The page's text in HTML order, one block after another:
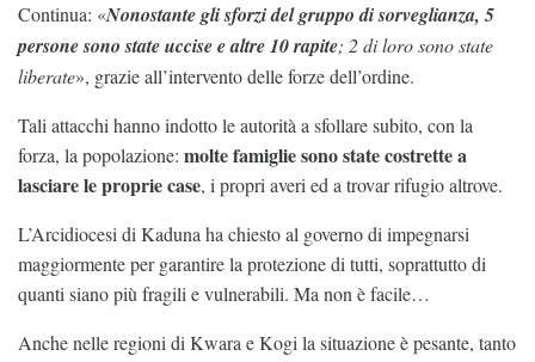
Continua: «Nonostante gli sforzi del gruppo di sorveglianza, 5
persone sono state uccise e altre 10 rapite; 2 di loro sono state
liberate», grazie all’intervento delle forze dell’ordine.
Tali attacchi hanno indotto le autorità a sfollare subito, con la
forza, la popolazione: molte famiglie sono state costrette a
lasciare le proprie case, i propri averi ed a trovar rifugio altrove.
L’Arcidiocesi di Kaduna ha chiesto al governo di impegnarsi
maggiormente per garantire la protezione di tutti, soprattutto di
quanti siano più fragili e vulnerabili. Ma non è facile…
Anche nelle regioni di Kwara e Kogi la situazione è pesante, tanto